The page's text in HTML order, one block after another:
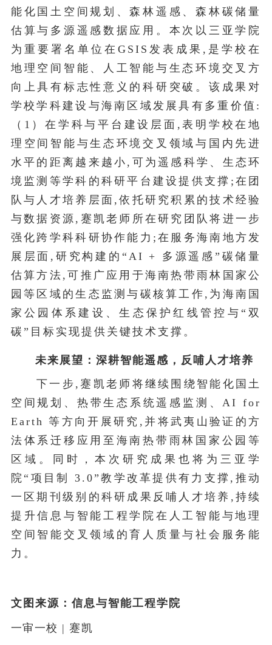
能化国土空间规划、森林遥感、森林碳储量
估算与多源遥感数据应用。本次以三亚学院
为重要署名单位在GSIS发表成果,是学校在
地理空间智能、人工智能与生态环境交叉方
向上具有标志性意义的科研突破。该成果对
学校学科建设与海南区域发展具有多重价值:
（1）在学科与平台建设层面,表明学校在地
理空间智能与生态环境交叉领域与国内先进
水平的距离越来越小,可为遥感科学、生态环
境监测等学科的科研平台建设提供支撑;在团
队与人才培养层面,依托研究积累的技术经验
与数据资源,蹇凯老师所在研究团队将进一步
强化跨学科科研协作能力;在服务海南地方发
展层面,研究构建的“AI + 多源遥感”碳储量
估算方法,可推广应用于海南热带雨林国家公
园等区域的生态监测与碳核算工作,为 海南国
家公园 体系建设、生态保护红线管控与“双
碳”目标实现提供关键技术支撑。
未来展望：深耕智能遥感，反哺人才培养
下一步,蹇凯老师将继续围绕智能化国土
空间规划、热带生态系统遥感监测、AI for
Earth 等方向开展研究,并将武夷山验证的方
法体系迁移应用至海南热带雨林国家公园等
区域。同时，本次研究成果也将为三亚学
院“项目制 3.0”教学改革提供有力支撑,推动
一区期刊级别的科研成果反哺人才培养,持续
提升信息与智能工程学院在人工智能与地理
空间智能交叉领域的育人质量与社会服务能
力。
文图来源：信息与智能工程学院
一审一校 |蹇凯